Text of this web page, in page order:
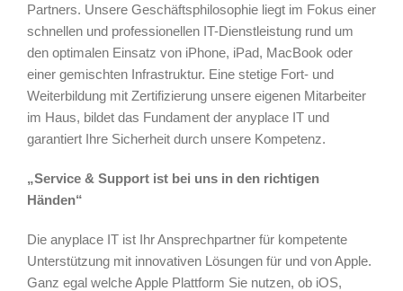
Partners. Unsere Geschäftsphilosophie liegt im Fokus einer
schnellen und professionellen IT-Dienstleistung rund um
den optimalen Einsatz von iPhone, iPad, MacBook oder
einer gemischten Infrastruktur. Eine stetige Fort- und
Weiterbildung mit Zertifizierung unsere eigenen Mitarbeiter
im Haus, bildet das Fundament der anyplace IT und
garantiert Ihre Sicherheit durch unsere Kompetenz.
„Service & Support ist bei uns in den richtigen
Händen“
Die anyplace IT ist Ihr Ansprechpartner für kompetente
Unterstützung mit innovativen Lösungen für und von Apple.
Ganz egal welche Apple Plattform Sie nutzen, ob iOS,